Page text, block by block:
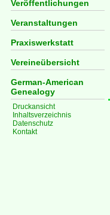
Veröffentlichungen
Veranstaltungen
Praxiswerkstatt
Vereineübersicht
German-American
Genealogy
Druckansicht
Inhaltsverzeichnis
Datenschutz
Kontakt